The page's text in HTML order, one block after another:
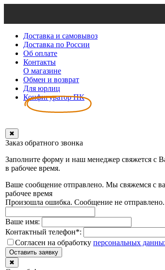
Доставка и самовывоз
Доставка по России
Об оплате
Контакты
О магазине
Обмен и возврат
Для юрлиц
Конфигуратор ПК
✖
Заказ обратного звонка
Заполните форму и наш менеджер свяжется с
в рабочее время.
Ваше сообщение отправлено. Мы свяжемся с
рабочее время
Произошла ошибка. Сообщение не отправлено.
Ваше имя:
Контактный телефон*:
Согласен на обработку персональныx
Оставить заявку
✖